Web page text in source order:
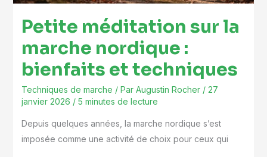
Petite méditation sur la
marche nordique :
bienfaits et techniques
Techniques de marche / Par Augustin Rocher / 27
janvier 2026 / 5 minutes de lecture
Depuis quelques années, la marche nordique s’est
imposée comme une activité de choix pour ceux qui
et
techniques